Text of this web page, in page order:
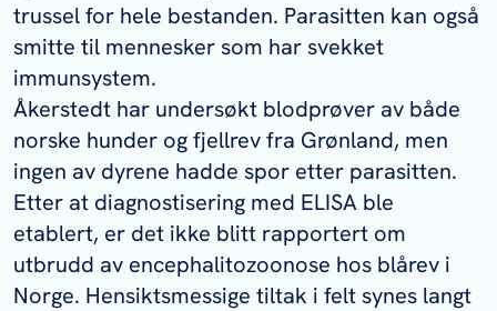
trussel for hele bestanden. Parasitten kan også
smitte til mennesker som har svekket
immunsystem.
Åkerstedt har undersøkt blodprøver av både
norske hunder og fjellrev fra Grønland, men
ingen av dyrene hadde spor etter parasitten.
Etter at diagnostisering med ELISA ble
etablert, er det ikke blitt rapportert om
utbrudd av encephalitozoonose hos blårev i
Norge. Hensiktsmessige tiltak i felt synes langt